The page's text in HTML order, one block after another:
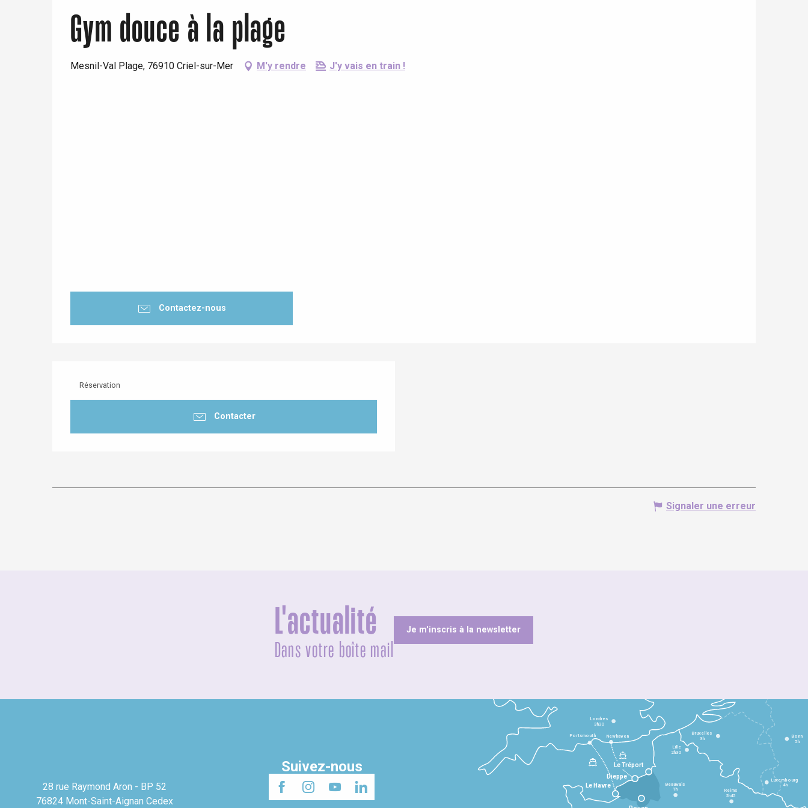
Paris 1h30
Gym douce à la plage
Mesnil-Val Plage, 76910 Criel-sur-Mer M'y rendre J'y vais en train !
Contactez-nous
Réservation
Contacter
Signaler une erreur
L'actualité
Dans votre boîte mail
Je m'inscris à la newsletter
28 rue Raymond Aron - BP 52
76824 Mont-Saint-Aignan Cedex
Suivez-nous
Le Havre
Dieppe
Le Tréport
Beauvais
1h Reims
2h45
Lille
2h30
Bruxelles
3h
Londres
3h30
Newhaven
Portsmouth Bonn
5h
Luxembourg
4h